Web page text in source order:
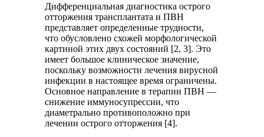
Дифференциальная диагностика острого
отторжения трансплантата и ПВН
представляет определенные трудности,
что обусловлено схожей морфологической
картиной этих двух состояний [2, 3]. Это
имеет большое клиническое значение,
поскольку возможности лечения вирусной
инфекции в настоящее время ограничены.
Основное направление в терапии ПВН —
снижение иммуносупрессии, что
диаметрально противоположно при
лечении острого отторжения [4].